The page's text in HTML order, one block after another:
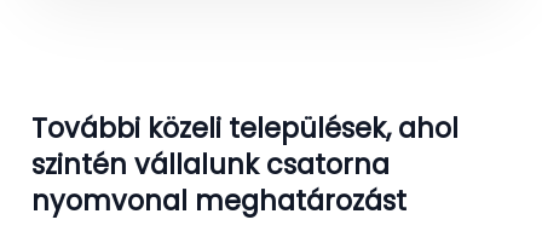
További közeli települések, ahol
szintén vállalunk csatorna
nyomvonal meghatározást